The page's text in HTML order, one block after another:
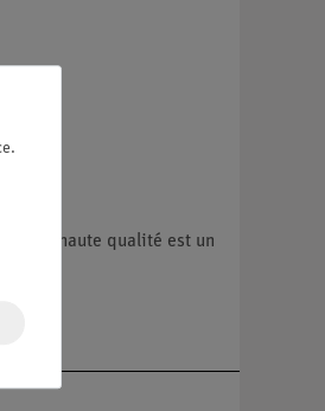
de haute qualité est un